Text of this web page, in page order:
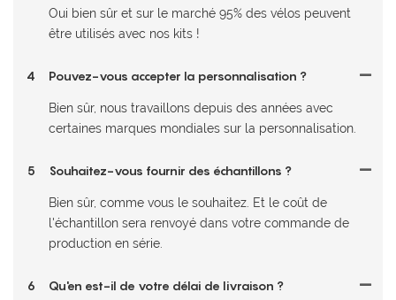
Oui bien sûr et sur le marché 95% des vélos peuvent
être utilisés avec nos kits !
4 Pouvez-vous accepter la personnalisation ?
Bien sûr, nous travaillons depuis des années avec
certaines marques mondiales sur la personnalisation.
5 Souhaitez-vous fournir des échantillons ?
Bien sûr, comme vous le souhaitez. Et le coût de
l'échantillon sera renvoyé dans votre commande de
production en série.
6 Qu'en est-il de votre délai de livraison ?